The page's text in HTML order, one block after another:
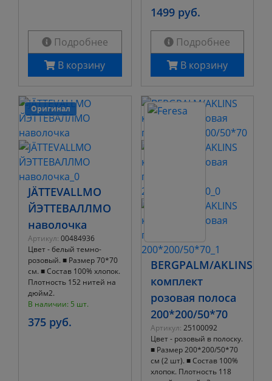
Подробнее
В корзину
1499 руб.
Подробнее
В корзину
Оригинал
JÄTTEVALLMO
ЙЭТТЕВАЛЛМО
наволочка
Артикул: 00484936
Цвет - белый темно-
розовый. ■ Размер 70*70
см. ■ Состав 100% хлопок.
Плотность 152 нитей на
дюйм2.
В наличии: 5 шт.
375 руб.
BERGPALM/AKLINS
комплект
розовая полоса
200*200/50*70
Артикул: 25100092
Цвет - розовый в полоску.
■ Размер 200*200/50*70
см (2 шт). ■ Состав 100%
хлопок. Плотность 118